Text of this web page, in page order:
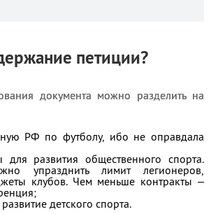
петиции?
документа можно разделить на
РФ по футболу, ибо не оправдала
для развития общественного спорта.
упразднить лимит легионеров,
клубов. Чем меньше контракты –
детского спорта.